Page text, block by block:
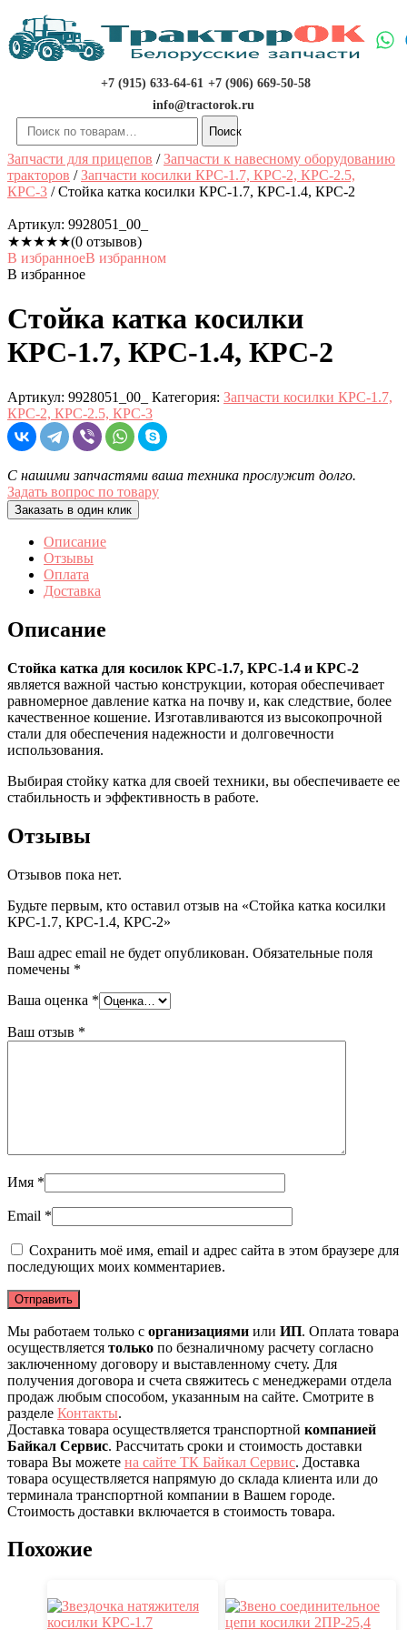
Перейти
содержимому
+7 (915) 633-64-61 +7 (906) 669-50-58
info@tractorok.ru
Искать:
Поиск
Запчасти для прицепов /Запчасти к навесному оборудованию
тракторов /Запчасти косилки КРС-1.7, КРС-2, КРС-2.5,
КРС-3 / Стойка катка косилки КРС-1.7, КРС-1.4, КРС-2
Артикул: 9928051_00_
★★★★★(0 отзывов)
В избранноеВ избранном
В избранное
Стойка катка косилки
КРС-1.7, КРС-1.4, КРС-2
Артикул: 9928051_00_ Категория: Запчасти косилки КРС-1.7,
КРС-2, КРС-2.5, КРС-3
С нашими запчастями ваша техника прослужит долго.
Задать вопрос по товару
Заказать в один клик
Описание
Отзывы
Оплата
Доставка
Описание
Стойка катка для косилок КРС-1.7, КРС-1.4 и КРС-2
является важной частью конструкции, которая обеспечивает
равномерное давление катка на почву и, как следствие, более
качественное кошение. Изготавливаются из высокопрочной
стали для обеспечения надежности и долговечности
использования.
Выбирая стойку катка для своей техники, вы обеспечиваете ее
стабильность и эффективность в работе.
Отзывы
Отзывов пока нет.
Будьте первым, кто оставил отзыв на «Стойка катка косилки
КРС-1.7, КРС-1.4, КРС-2»
Ваш адрес email не будет опубликован. Обязательные поля
помечены *
Ваша оценка *
Ваш отзыв *
Имя *
Email *
Сохранить моё имя, email и адрес сайта в этом браузере для
последующих моих комментариев.
Мы работаем только с организациями или ИП. Оплата товара
осуществляется только по безналичному расчету согласно
заключенному договору и выставленному счету. Для
получения договора и счета свяжитесь с менеджерами отдела
продаж любым способом, указанным на сайте. Смотрите в
разделе Контакты.
Доставка товара осуществляется транспортной компанией
Байкал Сервис. Рассчитать сроки и стоимость доставки
товара Вы можете на сайте ТК Байкал Сервис. Доставка
товара осуществляется напрямую до склада клиента или до
терминала транспортной компании в Вашем городе.
Стоимость доставки включается в стоимость товара.
Похожие